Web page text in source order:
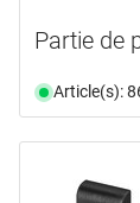
Partie de
Article(s):